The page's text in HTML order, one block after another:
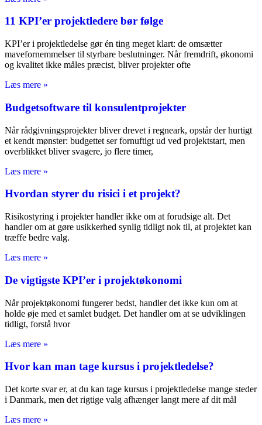
11 KPI’er projektledere bør følge
KPI’er i projektledelse gør én ting meget klart: de omsætter
mavefornemmelser til styrbare beslutninger. Når fremdrift, økonomi
og kvalitet ikke måles præcist, bliver projekter ofte
Læs mere »
Budgetsoftware til konsulentprojekter
Når rådgivningsprojekter bliver drevet i regneark, opstår der hurtigt
et kendt mønster: budgettet ser fornuftigt ud ved projektstart, men
overblikket bliver svagere, jo flere timer,
Læs mere »
Hvordan styrer du risici i et projekt?
Risikostyring i projekter handler ikke om at forudsige alt. Det
handler om at gøre usikkerhed synlig tidligt nok til, at projektet kan
træffe bedre valg.
Læs mere »
De vigtigste KPI’er i projektøkonomi
Når projektøkonomi fungerer bedst, handler det ikke kun om at
holde øje med et samlet budget. Det handler om at se udviklingen
tidligt, forstå hvor
Læs mere »
Hvor kan man tage kursus i projektledelse?
Det korte svar er, at du kan tage kursus i projektledelse mange steder
i Danmark, men det rigtige valg afhænger langt mere af dit mål
Læs mere »